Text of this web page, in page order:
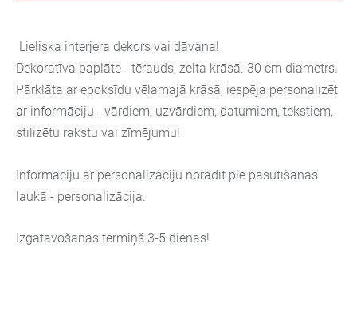
Lieliska interjera dekors vai dāvana!
Dekoratīva paplāte - tērauds, zelta krāsā. 30 cm diametrs.
Pārklāta ar epoksīdu vēlamajā krāsā, iespēja personalizēt
ar informāciju - vārdiem, uzvārdiem, datumiem, tekstiem,
stilizētu rakstu vai zīmējumu!
Informāciju ar personalizāciju norādīt pie pasūtīšanas
laukā - personalizācija.
Izgatavošanas termiņš 3-5 dienas!